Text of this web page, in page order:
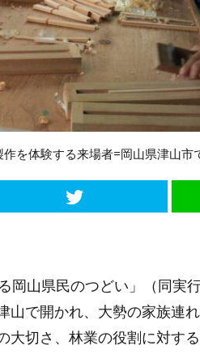
作を体験する来場者=岡山県津山市
山県民のつどい」（同実
山で開かれ、大勢の家族連
大切さ、林業の役割に対する